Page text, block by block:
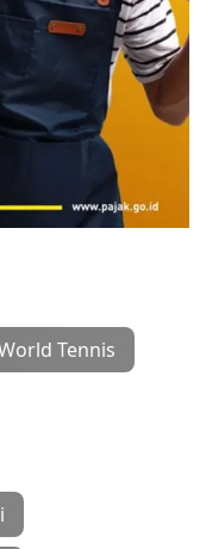
Tennis